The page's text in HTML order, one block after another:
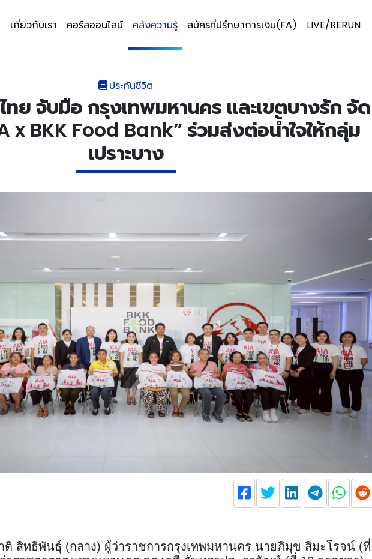
เกี่ยวกับเรา คอร์สออนไลน์ คลังความรู้ สมัครที่ปรึกษาการเงิน(FA) LIVE/RERUN
ประกันชีวิต
ไทย จับมือ กรุงเทพมหานคร และเขตบางรัก จัด
x BKK Food Bank” ร่วมส่งต่อน้ำใจให้กลุ่ม
เปราะบาง
สิทธิพันธุ์ (กลาง) ผู้ว่าราชการกรุงเทพมหานคร นายภิมุข สิมะโรจน์ (ที่